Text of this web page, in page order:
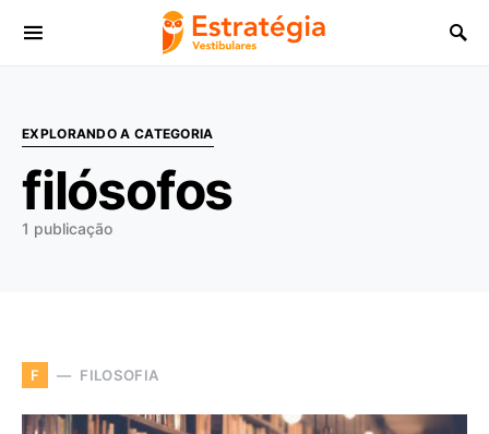
Procurar:
EXPLORANDO A CATEGORIA
filósofos
1 publicação
F FILOSOFIA